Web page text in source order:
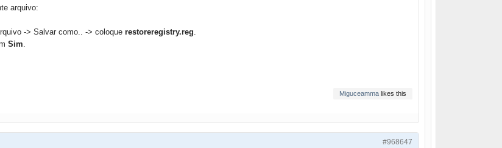
arquivo:
-> Salvar como.. -> coloque restoreregistry.reg.
Sim.
Miguceamma likes this
#968647